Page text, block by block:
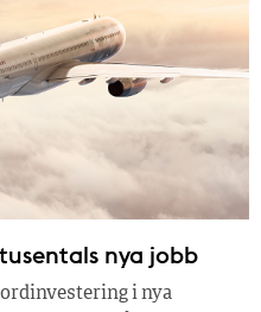
nya jobb
i nya